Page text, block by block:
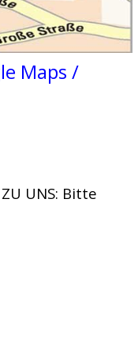
Maps /
UNS: Bitte